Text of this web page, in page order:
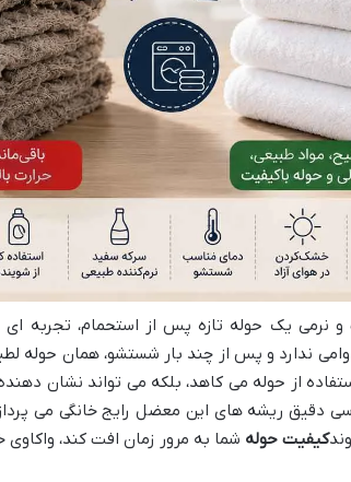
نرمی یک حوله تازه پس از استحمام، تجربه
ندارد و پس از چند بار شستشو، همان حوله
از حوله می کاهد، بلکه می تواند نشان
دقیق ریشه های این معضل رایج خانگی می
کیفیت حوله شما به مرور زمان افت کند، واکاوی